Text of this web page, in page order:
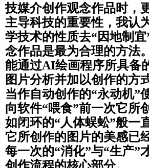
技媒介创作观念作品时，
主导科技的重要性，我认
学技术的性质去“因地制
念作品是最为合理的方法。
能通过AI绘画程序所具备
图片分析并加以创作的方
当作自动创作的“永动机”
向软件“喂食”前一次它所
如闭环的“人体蜈蚣”般一
它所创作的图片的美感已
每一次的“消化”与“生产”